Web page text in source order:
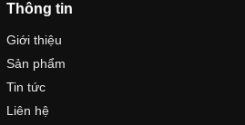
Thông tin
Giới thiệu
Sản phẩm
Tin tức
Liên hệ